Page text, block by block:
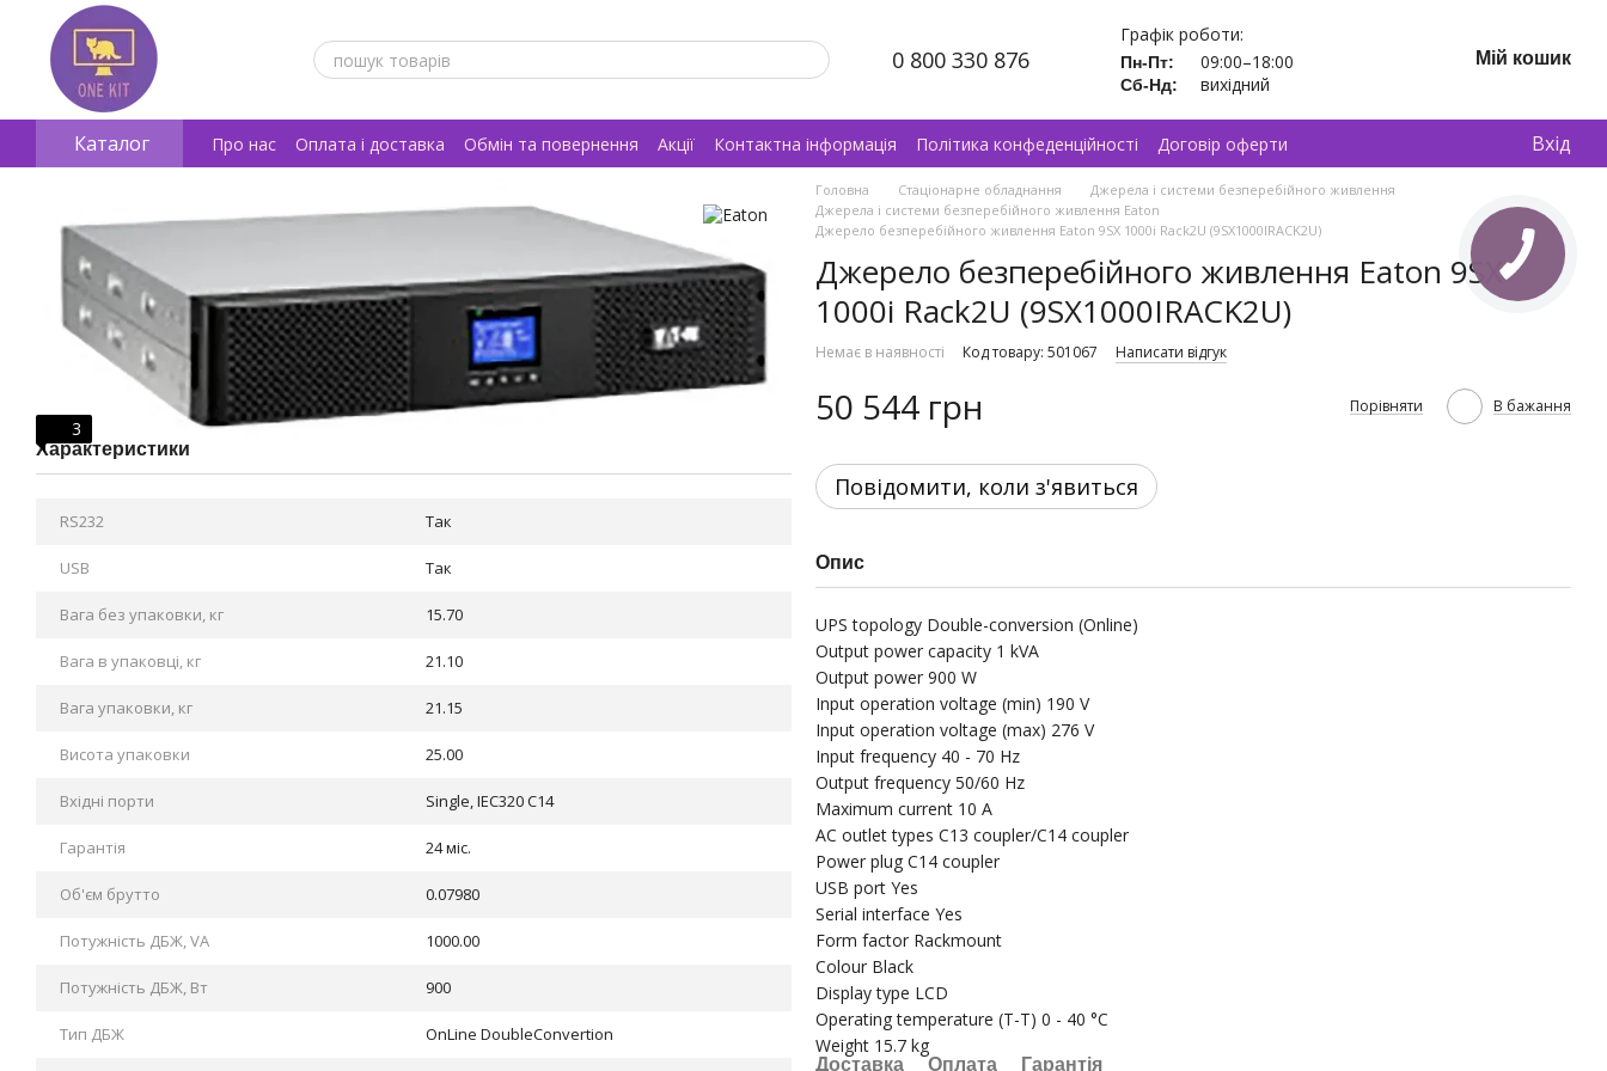
Перейти к основному контенту
0 800 330 876
Графік роботи:
Пн-Пт: 09:00–18:00
Сб-Нд: вихідний
Мій кошик
Каталог Про нас Оплата і доставка Обмін та повернення Акції Контактна інформація Політика конфеденційності
Договір оферти
Відгуки про магазин
Вхід
3
Характеристики
RS232 Так
USB Так
Вага без упаковки, кг 15.70
Вага в упаковці, кг 21.10
Вага упаковки, кг 21.15
Висота упаковки 25.00
Вхідні порти Single, IEC320 C14
Гарантія 24 міс.
Об'єм брутто 0.07980
Потужність ДБЖ, VA 1000.00
Потужність ДБЖ, Вт 900
Тип ДБЖ OnLine DoubleConvertion
Головна Стаціонарне обладнання
Джерела і системи безперебійного живлення
Джерела і системи безперебійного живлення Eaton
Джерело безперебійного живлення Eaton 9SX 1000i Rack2U (9SX1000IRACK2U)
Джерело безперебійного живлення Eaton 9SX
1000i Rack2U (9SX1000IRACK2U)
Немає в наявності Код товару: 501067 Написати відгук
50 544 грн Порівняти В бажання
Повідомити, коли з'явиться
Опис
UPS topology Double-conversion (Online)
Output power capacity 1 kVA
Output power 900 W
Input operation voltage (min) 190 V
Input operation voltage (max) 276 V
Input frequency 40 - 70 Hz
Output frequency 50/60 Hz
Maximum current 10 A
AC outlet types C13 coupler/C14 coupler
Power plug C14 coupler
USB port Yes
Serial interface Yes
Form factor Rackmount
Colour Black
Display type LCD
Operating temperature (T-T) 0 - 40 °C
Weight 15.7 kg
Доставка Оплата Гарантія